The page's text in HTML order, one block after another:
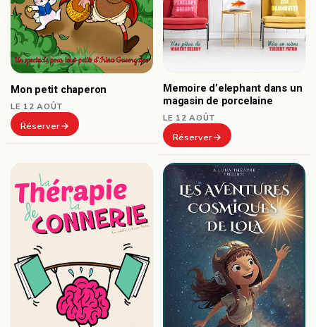
Mon petit chaperon
LE 12 AOÛT
Réserver
Memoire d’elephant dans un
magasin de porcelaine
LE 12 AOÛT
Réserver